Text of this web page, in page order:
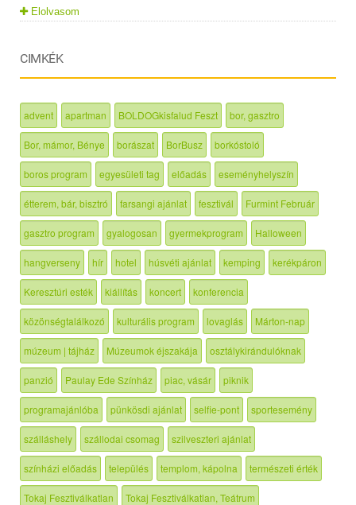
Elolvasom
CIMKÉK
advent apartman BOLDOGkisfalud Feszt bor, gasztro
Bor, mámor, Bénye borászat BorBusz borkóstoló
boros program egyesületi tag előadás eseményhelyszín
étterem, bár, bisztró farsangi ajánlat fesztivál Furmint Február
gasztro program gyalogosan gyermekprogram Halloween
hangverseny hír hotel húsvéti ajánlat kemping kerékpáron
Keresztúri esték kiállítás koncert konferencia
közönségtalálkozó kulturális program lovaglás Márton-nap
múzeum | tájház Múzeumok éjszakája osztálykirándulóknak
panzió Paulay Ede Színház piac, vásár piknik
programajánlóba pünkösdi ajánlat selfie-pont sportesemény
szálláshely szállodai csomag szilveszteri ajánlat
színházi előadás település templom, kápolna természeti érték
Tokaj Fesztiválkatlan Tokaj Fesztiválkatlan, Teátrum